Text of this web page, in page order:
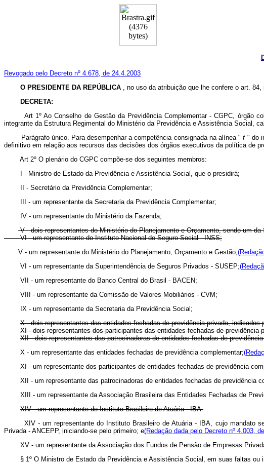
Revogado pelo Decreto nº 4.678, de 24.4.2003
O PRESIDENTE DA REPÚBLICA , no uso da atribuição que lhe confere o art.
DECRETA:
Art 1º Ao Conselho de Gestão da Previdência Complementar - CGPC, órgão
integrante da Estrutura Regimental do Ministério da Previdência e Assistência Social,
Parágrafo único. Para desempenhar a competência consignada na alínea "f" do
definitivo em relação aos recursos das decisões dos órgãos executivos da política de
Art 2º O plenário do CGPC compõe-se dos seguintes membros:
I - Ministro de Estado da Previdência e Assistência Social, que o presidirá;
II - Secretário da Previdência Complementar;
III - um representante da Secretaria da Previdência Complementar;
IV - um representante do Ministério da Fazenda;
V - dois representantes do Ministério do Planejamento e Orçamento, sendo um
VI - um representante do Instituto Nacional do Seguro Social - INSS;
V - um representante do Ministério do Planejamento, Orçamento e Gestão;
VI - um representante da Superintendência de Seguros Privados - SUSEP;
VII - um representante do Banco Central do Brasil - BACEN;
VIII - um representante da Comissão de Valores Mobiliários - CVM;
IX - um representante da Secretaria da Previdência Social;
X - dois representantes das entidades fechadas de previdência privada, indicados
XI - dois representantes dos participantes das entidades fechadas de previdência
XII - dois representantes das patrocinadoras de entidades fechadas de
X - um representante das entidades fechadas de previdência complementar;
XI - um representante dos participantes de entidades fechadas de previdência
XII - um representante das patrocinadoras de entidades fechadas de previdência
XIII - um representante da Associação Brasileira das Entidades Fechadas de
XIV - um representante do Instituto Brasileiro de Atuária - IBA.
XIV - um representante do Instituto Brasileiro de Atuária - IBA, cujo mandato
Privada - ANCEPP, iniciando-se pelo primeiro; e(Redação dada pelo Decreto nº 4.003,
XV - um representante da Associação dos Fundos de Pensão de Empresas
§ 1º O Ministro de Estado da Previdência e Assistência Social, em suas faltas ou